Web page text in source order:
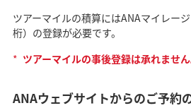
ツアーマイルの積算にはANAマイレー
桁）の登録が必要です。
* ツアーマイルの事後登録は承れません
ANAウェブサイトからのご予約